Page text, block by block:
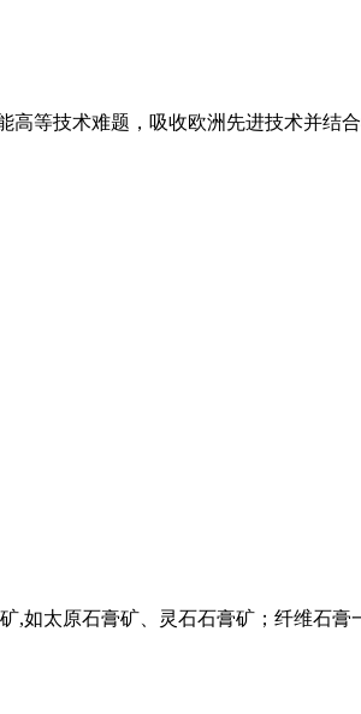
等技术难题，吸收欧洲先进技术并结
如太原石膏矿、灵石石膏矿；纤维石